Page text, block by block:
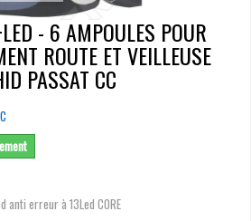
- 6 AMPOULES POUR
ROUTE ET VEILLEUSE
PASSAT CC
anti erreur à 13Led CORE